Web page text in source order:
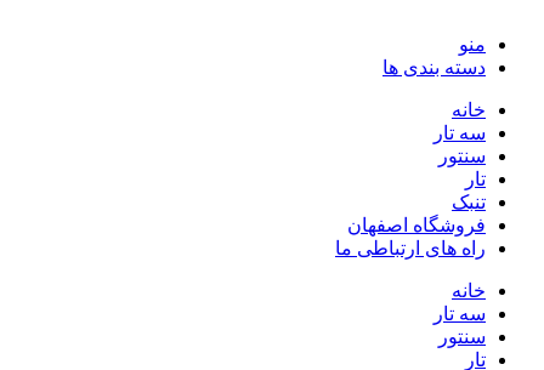
منو
دسته بندی ها
خانه
سه تار
سنتور
تار
تنبک
فروشگاه اصفهان
راه های ارتباطی ما
خانه
سه تار
سنتور
تار